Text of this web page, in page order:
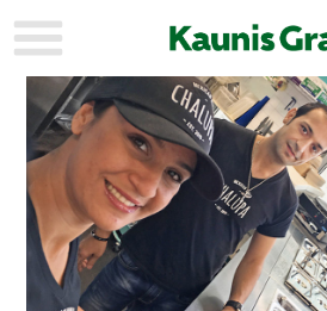
KAUPUNKI
STADEN
AJANKOHTAISTA
AKTUELLT
URHEILU
IDROTT
KULTTUURI
KULTUR
HISTORIA
HISTORIA
YLEINEN
ALLMÄN